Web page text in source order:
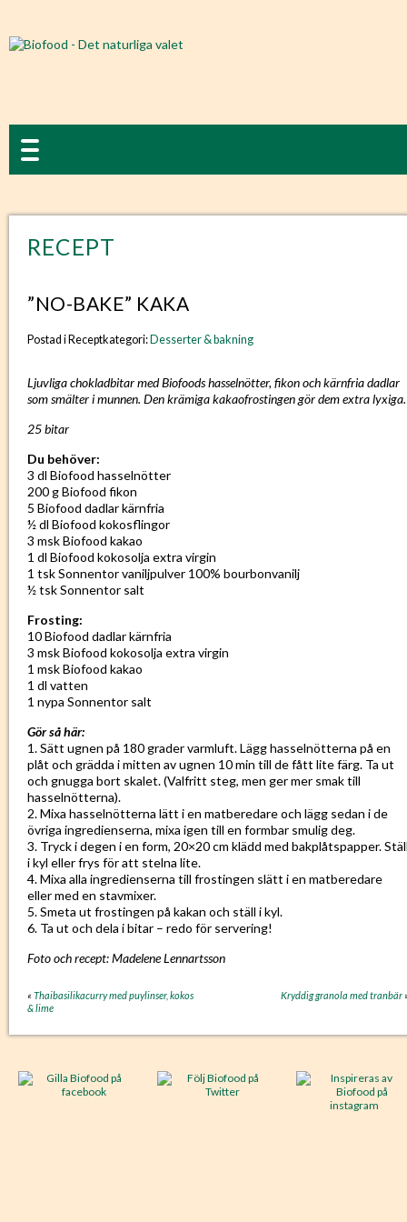
RECEPT
”NO-BAKE” KAKA
Postad i Receptkategori: Desserter & bakning
Ljuvliga chokladbitar med Biofoods hasselnötter, fikon och kärnfria dadlar
som smälter i munnen. Den krämiga kakaofrostingen gör dem extra
25 bitar
Du behöver:
3 dl Biofood hasselnötter
200 g Biofood fikon
5 Biofood dadlar kärnfria
½ dl Biofood kokosflingor
3 msk Biofood kakao
1 dl Biofood kokosolja extra virgin
1 tsk Sonnentor vaniljpulver 100% bourbonvanilj
½ tsk Sonnentor salt
Frosting:
10 Biofood dadlar kärnfria
3 msk Biofood kokosolja extra virgin
1 msk Biofood kakao
1 dl vatten
1 nypa Sonnentor salt
Gör så här:
1. Sätt ugnen på 180 grader varmluft. Lägg hasselnötterna på en
plåt och grädda i mitten av ugnen 10 min till de fått lite färg. Ta ut
och gnugga bort skalet. (Valfritt steg, men ger mer smak till
hasselnötterna).
2. Mixa hasselnötterna lätt i en matberedare och lägg sedan i de
övriga ingredienserna, mixa igen till en formbar smulig deg.
3. Tryck i degen i en form, 20×20 cm klädd med bakplåtspapper.
i kyl eller frys för att stelna lite.
4. Mixa alla ingredienserna till frostingen slätt i en matberedare
eller med en stavmixer.
5. Smeta ut frostingen på kakan och ställ i kyl.
6. Ta ut och dela i bitar – redo för servering!
Foto och recept: Madelene Lennartsson
« Thaibasilikacurry med puylinser, kokos
& lime
Kryddig granola med tranbär